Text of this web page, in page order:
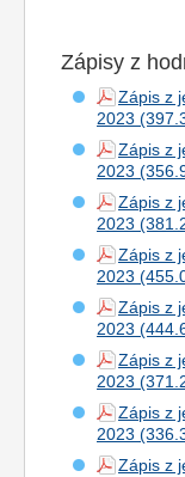
Zápisy z
Zápis z
2023
Zápis z
2023
Zápis z
2023
Zápis z
2023
Zápis z
2023
Zápis z
2023
Zápis z
2023
Zápis z